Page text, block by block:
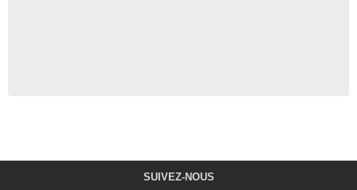
SUIVEZ-NOUS